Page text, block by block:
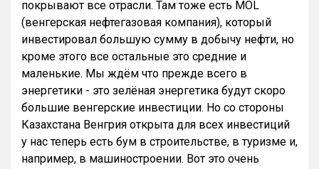
покрывают все отрасли. Там тоже есть MOL
(венгерская нефтегазовая компания), который
инвестировал большую сумму в добычу нефти, но
кроме этого все остальные это средние и
маленькие. Мы ждём что прежде всего в
энергетики - это зелёная энергетика будут скоро
большие венгерские инвестиции. Но со стороны
Казахстана Венгрия открыта для всех инвестиций
у нас теперь есть бум в строительстве, в туризме и,
например, в машиностроении. Вот это очень